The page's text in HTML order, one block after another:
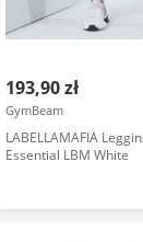
193,90 zł
GymBeam
LABELLAMAFIA
Essential LBM White